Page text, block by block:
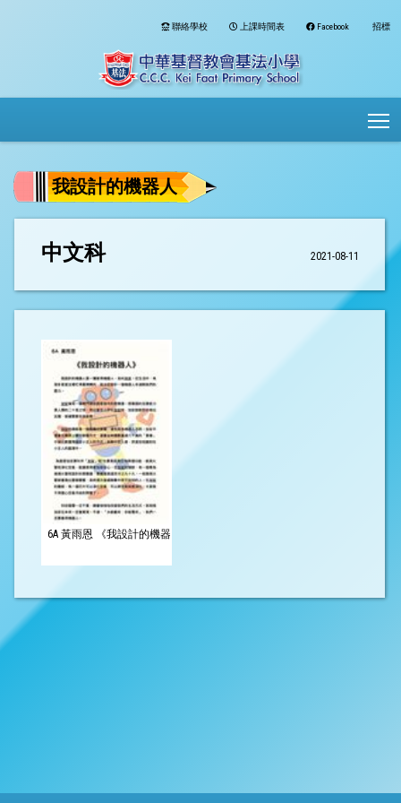
聯絡學校 上課時間表 Facebook 招標
我設計的機器人
中文科 2021-08-11
6A 黃雨恩 《我設計的機器人》